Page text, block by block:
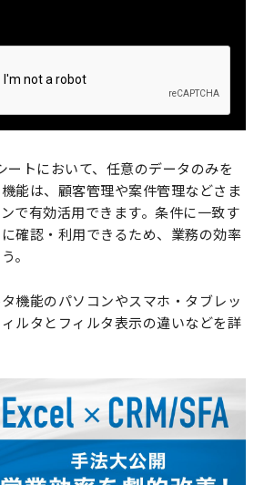
トにおいて、任意のデータのみを
能は、顧客管理や案件管理などさま
で有効活用できます。条件に一致す
確認・利用できるため、業務の効率
。
機能のパソコンやスマホ・タブレッ
ルタとフィルタ表示の違いなどを詳